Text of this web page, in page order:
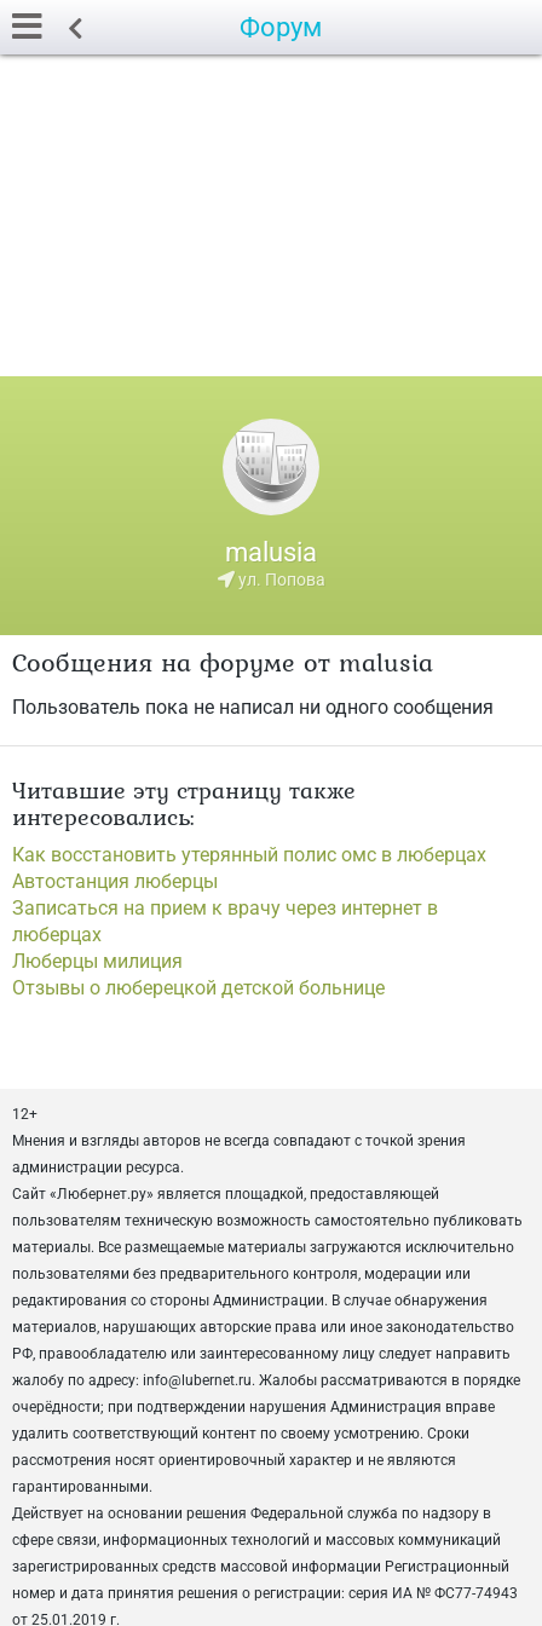
Форум
malusia
ул. Попова
Сообщения на форуме от malusia
Пользователь пока не написал ни одного сообщения
Читавшие эту страницу также
интересовались:
Как восстановить утерянный полис омс в люберцах
Автостанция люберцы
Записаться на прием к врачу через интернет в
люберцах
Люберцы милиция
Отзывы о люберецкой детской больнице
12+
Мнения и взгляды авторов не всегда совпадают с точкой зрения
администрации ресурса.
Сайт «Любернет.ру» является площадкой, предоставляющей
пользователям техническую возможность самостоятельно публиковать
материалы. Все размещаемые материалы загружаются исключительно
пользователями без предварительного контроля, модерации или
редактирования со стороны Администрации. В случае обнаружения
материалов, нарушающих авторские права или иное законодательство
РФ, правообладателю или заинтересованному лицу следует направить
жалобу по адресу: info@lubernet.ru. Жалобы рассматриваются в порядке
очерёдности; при подтверждении нарушения Администрация вправе
удалить соответствующий контент по своему усмотрению. Сроки
рассмотрения носят ориентировочный характер и не являются
гарантированными.
Действует на основании решения Федеральной служба по надзору в
сфере связи, информационных технологий и массовых коммуникаций
зарегистрированных средств массовой информации Регистрационный
номер и дата принятия решения о регистрации: серия ИА № ФС77-74943
от 25.01.2019 г.